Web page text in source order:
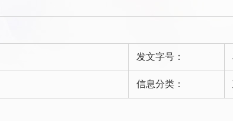
发文字号：
信息分类：